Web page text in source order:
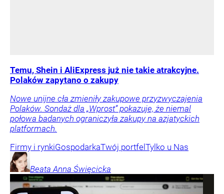
Temu, Shein i AliExpress już nie takie atrakcyjne.
Polaków zapytano o zakupy
Nowe unijne cła zmieniły zakupowe przyzwyczajenia
Polaków. Sondaż dla „Wprost” pokazuje, że niemal
połowa badanych ograniczyła zakupy na azjatyckich
platformach.
Firmy i rynkiGospodarkaTwój portfel Tylko u Nas
Beata Anna Święcicka